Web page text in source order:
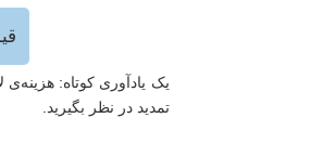
تمدید در نظر بگیرید.